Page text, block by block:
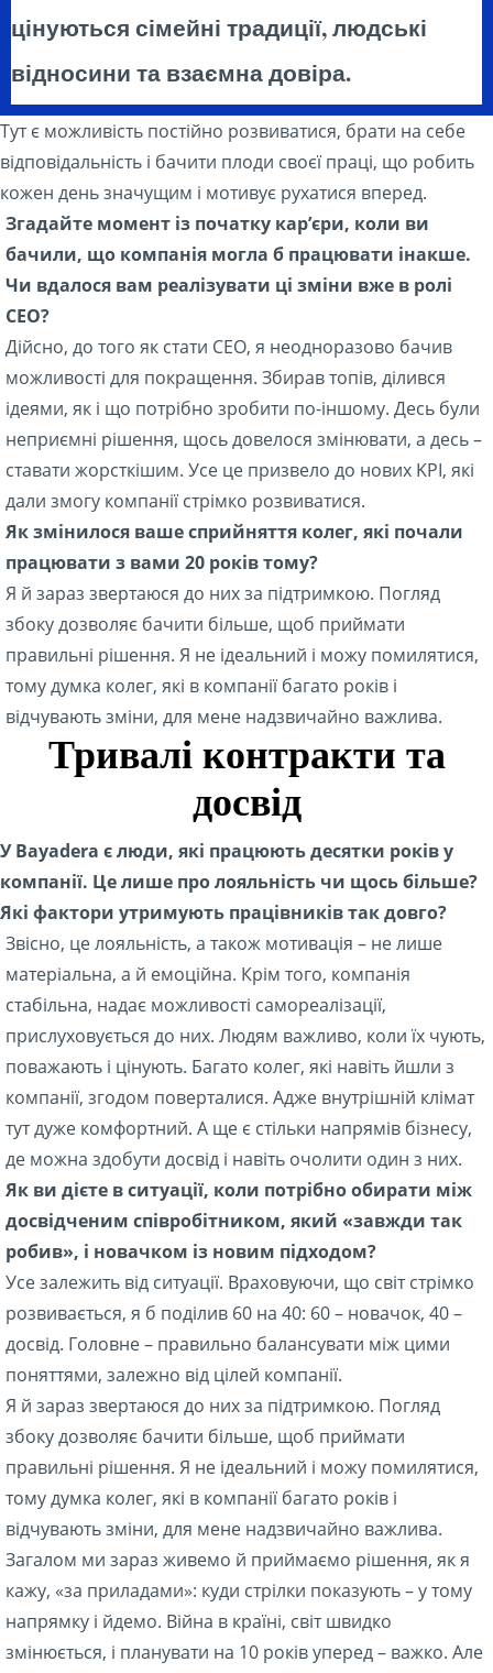
цінуються сімейні традиції, людські
відносини та взаємна довіра.
Тут є можливість постійно розвиватися, брати на себе
відповідальність і бачити плоди своєї праці, що робить
кожен день значущим і мотивує рухатися вперед.
Згадайте момент із початку кар’єри, коли ви
бачили, що компанія могла б працювати інакше.
Чи вдалося вам реалізувати ці зміни вже в ролі
CEO?
Дійсно, до того як стати СЕО, я неодноразово бачив
можливості для покращення. Збирав топів, ділився
ідеями, як і що потрібно зробити по-іншому. Десь були
неприємні рішення, щось довелося змінювати, а десь –
ставати жорсткішим. Усе це призвело до нових KPI, які
дали змогу компанії стрімко розвиватися.
Як змінилося ваше сприйняття колег, які почали
працювати з вами 20 років тому?
Я й зараз звертаюся до них за підтримкою. Погляд
збоку дозволяє бачити більше, щоб приймати
правильні рішення. Я не ідеальний і можу помилятися,
тому думка колег, які в компанії багато років і
відчувають зміни, для мене надзвичайно важлива.
Тривалі контракти та
досвід
У Bayadera є люди, які працюють десятки років у
компанії. Це лише про лояльність чи щось більше?
Які фактори утримують працівників так довго?
Звісно, це лояльність, а також мотивація – не лише
матеріальна, а й емоційна. Крім того, компанія
стабільна, надає можливості самореалізації,
прислуховується до них. Людям важливо, коли їх чують,
поважають і цінують. Багато колег, які навіть йшли з
компанії, згодом поверталися. Адже внутрішній клімат
тут дуже комфортний. А ще є стільки напрямів бізнесу,
де можна здобути досвід і навіть очолити один з них.
Як ви дієте в ситуації, коли потрібно обирати між
досвідченим співробітником, який «завжди так
робив», і новачком із новим підходом?
Усе залежить від ситуації. Враховуючи, що світ стрімко
розвивається, я б поділив 60 на 40: 60 – новачок, 40 –
досвід. Головне – правильно балансувати між цими
поняттями, залежно від цілей компанії.
Я й зараз звертаюся до них за підтримкою. Погляд
збоку дозволяє бачити більше, щоб приймати
правильні рішення. Я не ідеальний і можу помилятися,
тому думка колег, які в компанії багато років і
відчувають зміни, для мене надзвичайно важлива.
Загалом ми зараз живемо й приймаємо рішення, як я
кажу, «за приладами»: куди стрілки показують – у тому
напрямку і йдемо. Війна в країні, світ швидко
змінюється, і планувати на 10 років уперед – важко. Але